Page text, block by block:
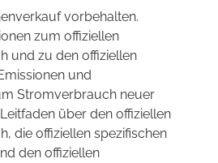
vorbehalten.
zum offiziellen
und zu den offiziellen
und
Stromverbrauch neuer
über den offiziellen
die offiziellen spezifischen
den offiziellen